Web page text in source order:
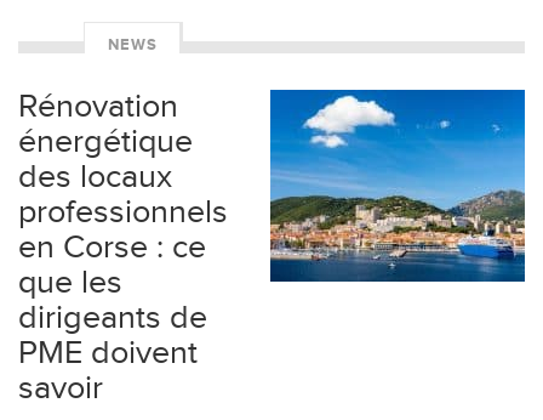
NEWS
Rénovation
énergétique
des locaux
professionnels
en Corse : ce
que les
dirigeants de
PME doivent
savoir